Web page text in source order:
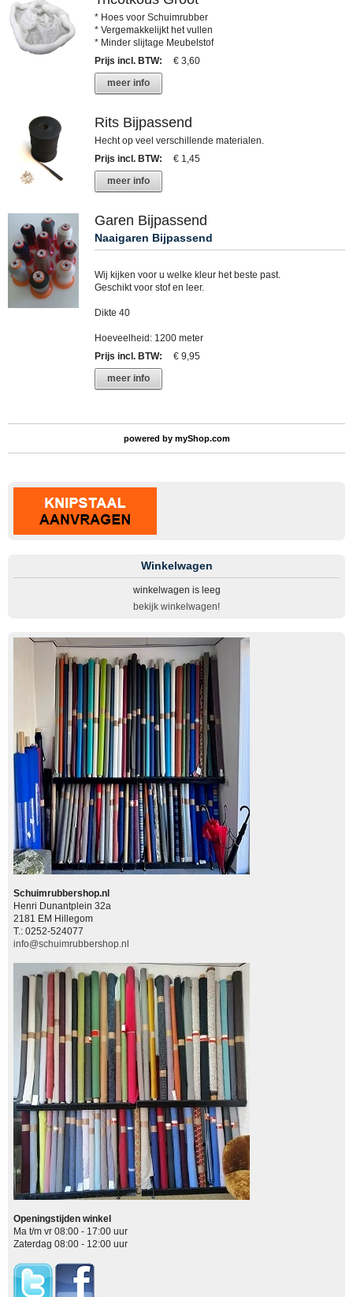
* Hoes voor Schuimrubber
* Vergemakkelijkt het vullen
* Minder slijtage Meubelstof
Prijs incl. BTW:
€ 3,60
meer info
Rits Bijpassend
Hecht op veel verschillende materialen.
Prijs incl. BTW:
€ 1,45
meer info
Garen Bijpassend
Naaigaren Bijpassend
Wij kijken voor u welke kleur het beste past.
Geschikt voor stof en leer.
Dikte 40
Hoeveelheid: 1200 meter
Prijs incl. BTW:
€ 9,95
meer info
powered by myShop.com
Winkelwagen
winkelwagen is leeg
bekijk winkelwagen!
Schuimrubbershop.nl
Henri Dunantplein 32a
2181 EM Hillegom
T.: 0252-524077
info@schuimrubbershop.nl
Openingstijden winkel
Ma t/m vr 08:00 - 17:00 uur
Zaterdag 08:00 - 12:00 uur